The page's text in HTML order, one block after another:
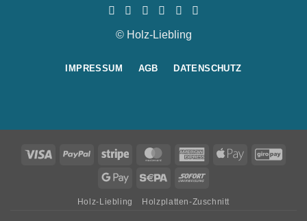
© Holz-Liebling
IMPRESSUM AGB DATENSCHUTZ
Visa PayPal Stripe MasterCardAmericanApple
Google
Sepa Sofort
Holz-Liebling Holzplatten-Zuschnitt